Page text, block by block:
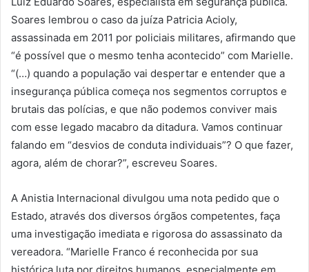
Soares lembrou o caso da juíza Patricia Acioly,
assassinada em 2011 por policiais militares, afirmando que
“é possível que o mesmo tenha acontecido” com Marielle.
“(…) quando a população vai despertar e entender que a
insegurança pública começa nos segmentos corruptos e
brutais das polícias, e que não podemos conviver mais
com esse legado macabro da ditadura. Vamos continuar
falando em “desvios de conduta individuais”? O que fazer,
agora, além de chorar?”, escreveu Soares.
A Anistia Internacional divulgou uma nota pedido que o
Estado, através dos diversos órgãos competentes, faça
uma investigação imediata e rigorosa do assassinato da
vereadora. “Marielle Franco é reconhecida por sua
histórica luta por direitos humanos, especialmente em